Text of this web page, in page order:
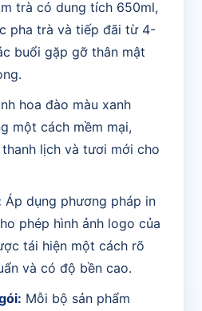
trà có dung tích 650ml,
pha trà và tiếp đãi từ 4-
buổi gặp gỡ thân mật
hoa đào màu xanh
một cách mềm mại,
lịch và tươi mới cho
Áp dụng phương pháp in
phép hình ảnh logo của
tái hiện một cách rõ
và có độ bền cao.
Mỗi bộ sản phẩm